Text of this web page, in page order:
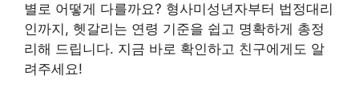
별로 어떻게 다를까요? 형사미성년자부터 법정대리
인까지, 헷갈리는 연령 기준을 쉽고 명확하게 총정
리해 드립니다. 지금 바로 확인하고 친구에게도 알
려주세요!